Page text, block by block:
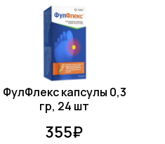
ФулФлекс капсулы 0,3
гр, 24 шт
355₽